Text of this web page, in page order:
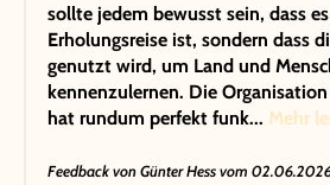
sollte jedem bewusst sein, dass
Erholungsreise ist, sondern dass
genutzt wird, um Land und
kennenzulernen. Die
hat rundum perfekt funk... Mehr
Feedback vonGünter Hessvom